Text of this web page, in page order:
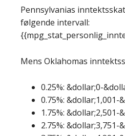
Pennsylvanias
følgende intervall:
Mens Oklahomas
0.25%: &dollar;0-
0.75%: &dollar;1,001-
1.75%: &dollar;2,501-
2.75%: &dollar;3,751-